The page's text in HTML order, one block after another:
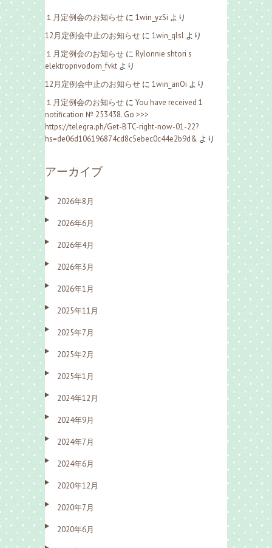
１月定例会のお知らせ に 1win_yzSi より
12月定例会中止のお知らせ に 1win_qlsl より
１月定例会のお知らせ に Rylonnie shtori s
elektroprivodom_fvkt より
12月定例会中止のお知らせ に 1win_anOi より
１月定例会のお知らせ に You have received 1
notification № 253438. Go >>>
https://telegra.ph/Get-BTC-right-now-01-22?
hs=de06d106196874cd8c5ebec0c44e2b9d& より
アーカイブ
2026年8月
2026年6月
2026年4月
2026年3月
2026年1月
2025年11月
2025年7月
2025年2月
2025年1月
2024年12月
2024年9月
2024年7月
2024年6月
2020年12月
2020年7月
2020年6月